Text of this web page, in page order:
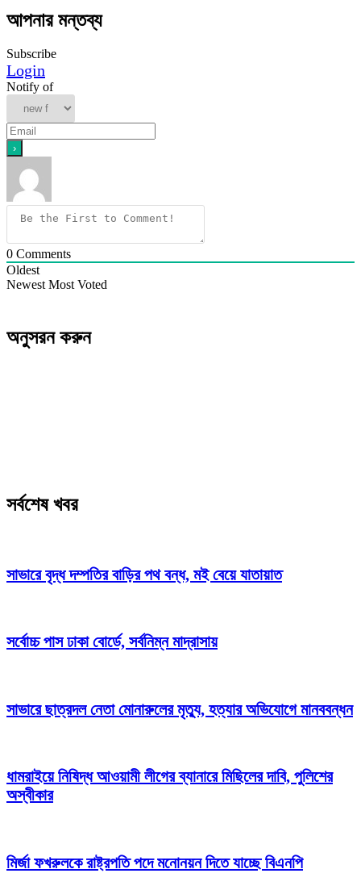
আপনার মন্তব্য
Subscribe
Login
Notify of
0 Comments
Oldest
Newest Most Voted
অনুসরন করুন
সর্বশেষ খবর
সাভারে বৃদ্ধ দম্পতির বাড়ির পথ বন্ধ, মই বেয়ে যাতায়াত
সর্বোচ্চ পাস ঢাকা বোর্ডে, সর্বনিম্ন মাদ্রাসায়
সাভারে ছাত্রদল নেতা মোনারুলের মৃত্যু, হত্যার অভিযোগে মানববন্ধন
ধামরাইয়ে নিষিদ্ধ আওয়ামী লীগের ব্যানারে মিছিলের দাবি, পুলিশের
অস্বীকার
মির্জা ফখরুলকে রাষ্ট্রপতি পদে মনোনয়ন দিতে যাচ্ছে বিএনপি